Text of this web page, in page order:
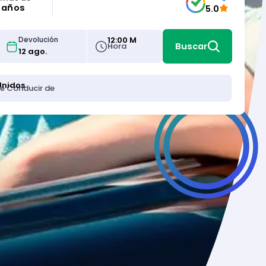
años 5.0
Devolución
Hora
12:00 M
Buscar
Conducir de